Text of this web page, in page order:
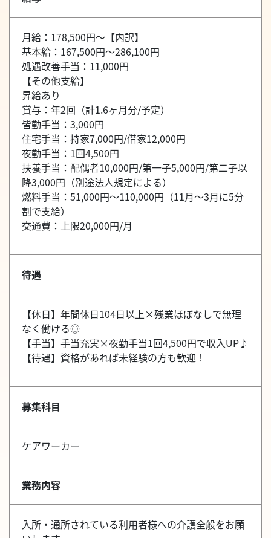
月給：178,500円～【内訳】
基本給：167,500円～286,100円
処遇改善手当：11,000円
【その他支給】
昇給あり
賞与：年2回（計1.6ヶ月分/予定）
皆勤手当：3,000円
住宅手当：持家7,000円/借家12,000円
夜勤手当：1回4,500円
扶養手当：配偶者10,000円/第一子5,000円/第二子以
降3,000円（別途法人規定による）
燃料手当：51,000円～110,000円（11月～3月に5分
割で支給）
交通費：上限20,000円/月
待遇
【休日】年間休日104日以上×残業ほぼなしで無理
なく働ける◎
【手当】手当充実×夜勤手当1回4,500円で収入UP♪
【待遇】資格があれば未経験の方も歓迎！
募集科目
ケアワーカー
業務内容
入所・通所されている利用者様への介護全般をお願